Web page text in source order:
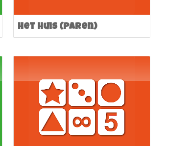
Het huis (paren)